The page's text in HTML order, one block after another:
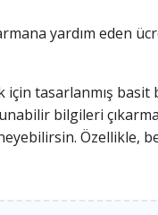
yardım eden
tasarlanmış basit
bilgileri
Özellikle,